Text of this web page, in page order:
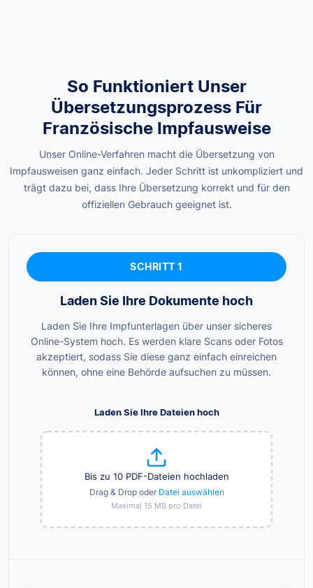
So Funktioniert Unser
Übersetzungsprozess Für
Französische Impfausweise
Unser Online-Verfahren macht die Übersetzung von
Impfausweisen ganz einfach. Jeder Schritt ist unkompliziert und
trägt dazu bei, dass Ihre Übersetzung korrekt und für den
offiziellen Gebrauch geeignet ist.
SCHRITT 1
Laden Sie Ihre Dokumente hoch
Laden Sie Ihre Impfunterlagen über unser sicheres
Online-System hoch. Es werden klare Scans oder Fotos
akzeptiert, sodass Sie diese ganz einfach einreichen
können, ohne eine Behörde aufsuchen zu müssen.
Laden Sie Ihre Dateien hoch
Bis zu 10 PDF-Dateien hochladen
Drag & Drop oder Datei auswählen
Maximal 15 MB pro Datei